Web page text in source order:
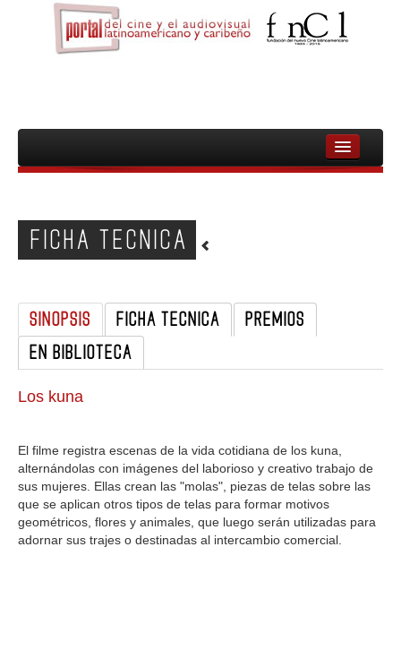
INICIO
PELICULAS
DOCUMENTALES
MUJERES
AUDIOVISUAL INDIGENA Y COMUNITARIO
FICHA TECNICA
SINOPSIS FICHA TECNICA
PREMIOS
EN BIBLIOTECA
Los kuna
El filme registra escenas de la vida cotidiana de los kuna,
alternándolas con imágenes del laborioso y creativo trabajo de
sus mujeres. Ellas crean las "molas", piezas de telas sobre las
que se aplican otros tipos de telas para formar motivos
geométricos, flores y animales, que luego serán utilizadas para
adornar sus trajes o destinadas al intercambio comercial.